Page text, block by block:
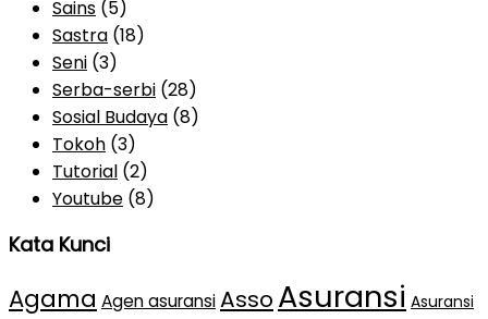
Sains (5)
Sastra (18)
Seni (3)
Serba-serbi (28)
Sosial Budaya (8)
Tokoh (3)
Tutorial (2)
Youtube (8)
Kata Kunci
Agama Agen asuransiAsso Asuransi Asuransi